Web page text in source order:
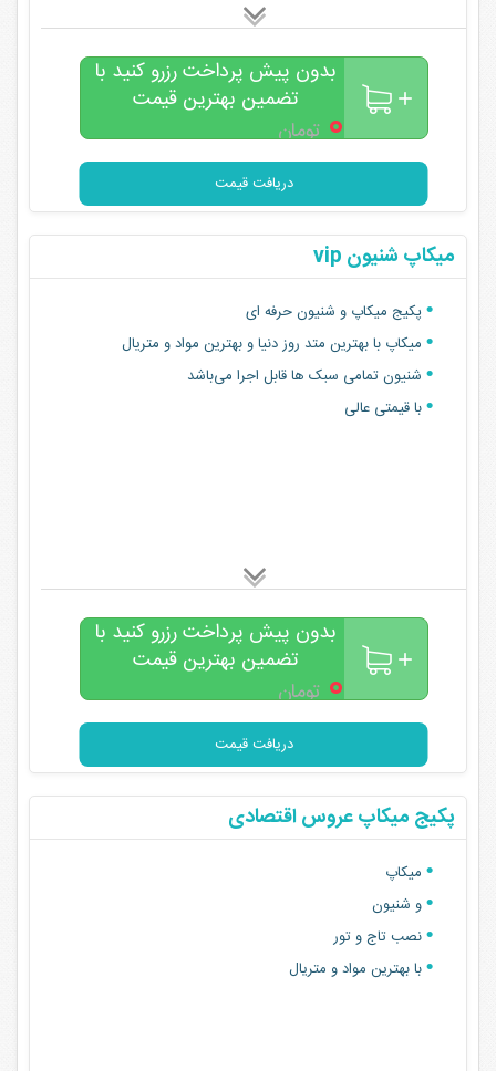
بدون پیش پرداخت رزرو کنید با
تضمین بهترین قیمت
۰تومان
دریافت قیمت
میکاپ شنیون vip
پکیج میکاپ و شنیون حرفه ای
میکاپ با بهترین متد روز دنیا و بهترین مواد و متریال
شنیون تمامی سبک ها قابل اجرا می‌باشد
با قیمتی عالی
بدون پیش پرداخت رزرو کنید با
تضمین بهترین قیمت
۰تومان
دریافت قیمت
پکیج میکاپ عروس اقتصادی
میکاپ
و شنیون
نصب تاج و تور
با بهترین مواد و متریال